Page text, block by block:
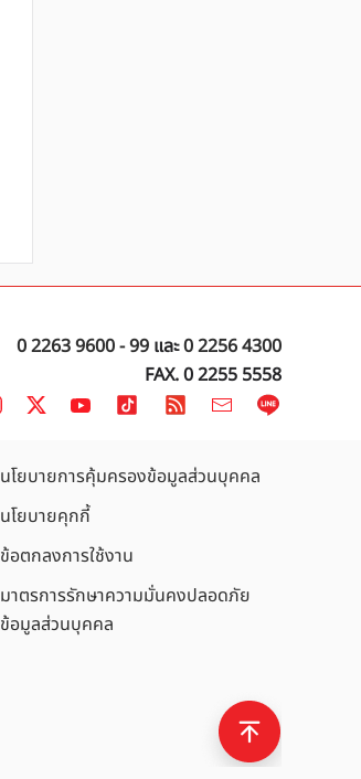
0 2263 9600 - 99 และ0 2256 4300
FAX. 0 2255 5558
นโยบายการคุ้มครองข้อมูลส่วนบุคคล
นโยบายคุกกี้
ข้อตกลงการใช้งาน
มาตรการรักษาความมั่นคงปลอดภัย
ข้อมูลส่วนบุคคล